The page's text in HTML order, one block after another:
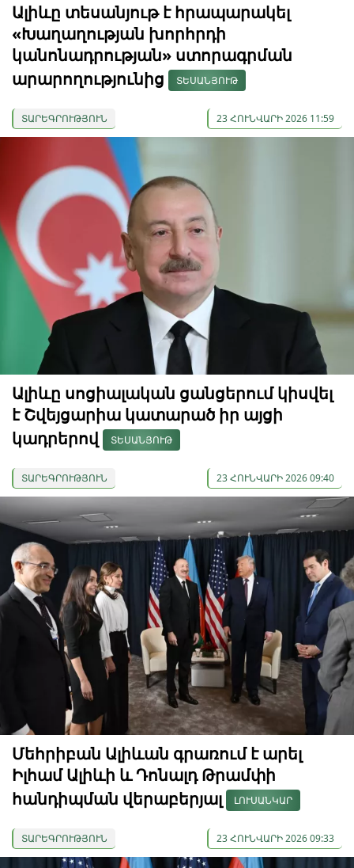
Ալիևը տեսանյութ է հրապարակել
«Խաղաղության խորհրդի
կանոնադրության» ստորագրման
արարողությունից
ՏԵՍԱՆՅՈՒԹ
ՏԱՐԵԳՐՈՒԹՅՈՒՆ 23 ՀՈՒՆՎԱՐԻ 2026 11:59
Ալիևը սոցիալական ցանցերում կիսվել
է Շվեյցարիա կատարած իր այցի
կադրերով
ՏԵՍԱՆՅՈՒԹ
ՏԱՐԵԳՐՈՒԹՅՈՒՆ 23 ՀՈՒՆՎԱՐԻ 2026 09:40
Մեհրիբան Ալիևան գրառում է արել
Իլհամ Ալիևի և Դոնալդ Թրամփի
հանդիպման վերաբերյալ
ԼՈՒՍԱՆԿԱՐ
ՏԱՐԵԳՐՈՒԹՅՈՒՆ 23 ՀՈՒՆՎԱՐԻ 2026 09:33